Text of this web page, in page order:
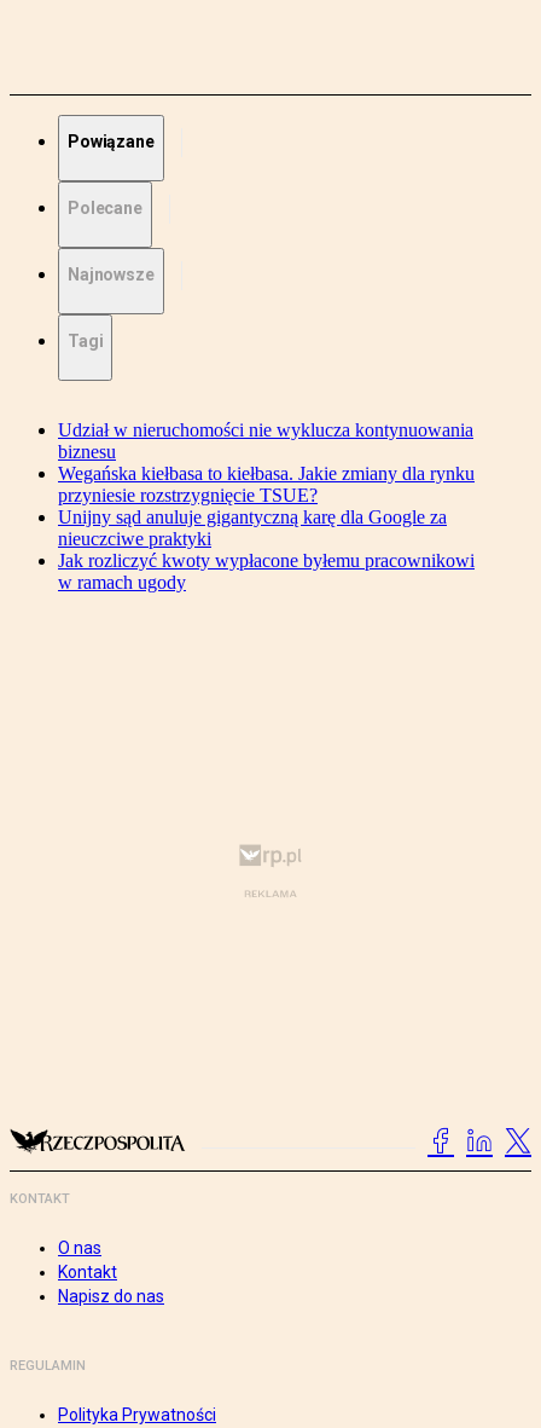
Powiązane
Polecane
Najnowsze
Tagi
Udział w nieruchomości nie wyklucza kontynuowania
biznesu
Wegańska kiełbasa to kiełbasa. Jakie zmiany dla rynku
przyniesie rozstrzygnięcie TSUE?
Unijny sąd anuluje gigantyczną karę dla Google za
nieuczciwe praktyki
Jak rozliczyć kwoty wypłacone byłemu pracownikowi
w ramach ugody
KONTAKT
O nas
Kontakt
Napisz do nas
REGULAMIN
Polityka Prywatności